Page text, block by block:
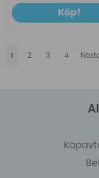
Köp!
1 2 3 4